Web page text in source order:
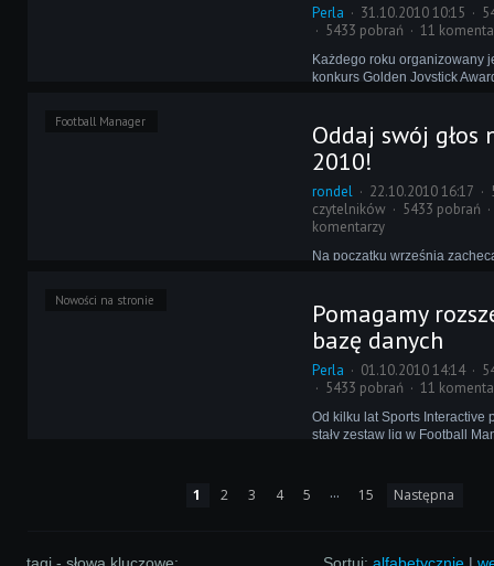
Perla 31.10.2010 10:15
5433 pobrań
11
Każdego roku organizowany
konkurs Golden Joystick
w wielu kategoriach. Seria
także zawsze bije się o
Football Manager
Oddaj swój głos
2010!
rondel 22.10.2010 16:17
czytelników
5433 pobrań
komentarzy
Na początku września
Joystick Awards. Dziś tę
bowiem do zamknięcia
już tylko 3 dni!
Nowości na stronie
Pomagamy
bazę danych
Perla 01.10.2010 14:14
5433 pobrań
11
Od kilku lat Sports Interactive
stały zestaw lig w Football
właśnie poziomu rozgrywek,
więc dla nich niespodziankę.
1 2 3 4 5 ... 15 Następna